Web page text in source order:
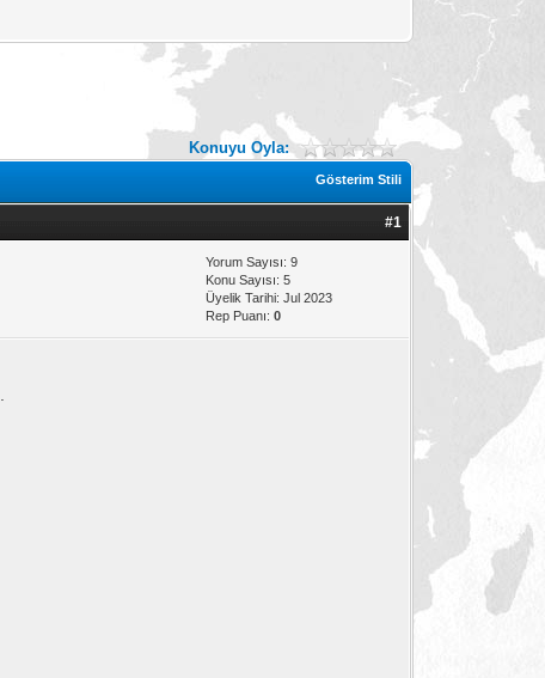
Konuyu Oyla:
Gösterim Stili
#1
Yorum Sayısı: 9
Konu Sayısı: 5
Üyelik Tarihi: Jul 2023
Rep Puanı:0